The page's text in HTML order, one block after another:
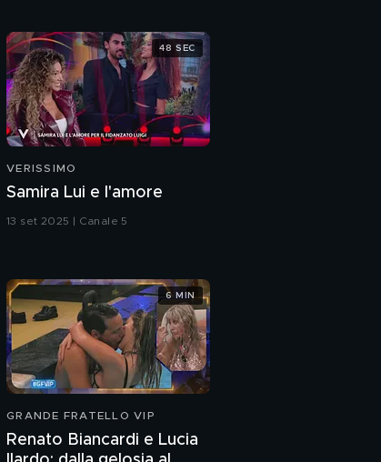
VERISSIMO
Samira Lui e l'amore
13 set 2025 | Canale 5
48 SEC
GRANDE FRATELLO VIP
Renato Biancardi e Lucia
6 MIN